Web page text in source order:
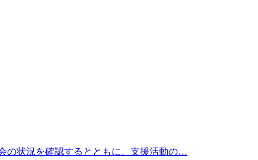
の状況を確認するとともに、支援活動の…